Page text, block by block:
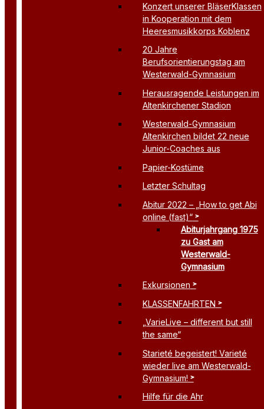
Konzert unserer BläserKlassen
in Kooperation mit dem
Heeresmusikkorps Koblenz
20 Jahre
Berufsorientierungstag am
Westerwald-Gymnasium
Herausragende Leistungen im
Altenkirchener Stadion
Westerwald-Gymnasium
Altenkirchen bildet 22 neue
Junior-Coaches aus
Papier-Kostüme
Letzter Schultag
Abitur 2022 – „How to get Abi
online (fast)“
Abiturjahrgang 1975
zu Gast am
Westerwald-
Gymnasium
Exkursionen
KLASSENFAHRTEN
„VarieLive – different but still
the same“
Starieté begeistert! Varieté
wieder live am Westerwald-
Gymnasium!
Hilfe für die Ahr